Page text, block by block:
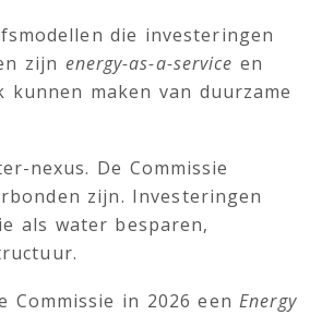
die investeringen
zijn energy-as-a-service en
maken van duurzame
nexus. De Commissie
zijn. Investeringen
als water besparen,
Commissie in 2026 eenEnergy